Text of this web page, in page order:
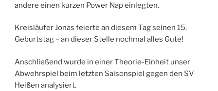
andere einen kurzen Power Nap einlegten.
Kreisläufer Jonas feierte an diesem Tag seinen 15.
Geburtstag – an dieser Stelle nochmal alles Gute!
Anschließend wurde in einer Theorie-Einheit unser
Abwehrspiel beim letzten Saisonspiel gegen den SV
Heißen analysiert.